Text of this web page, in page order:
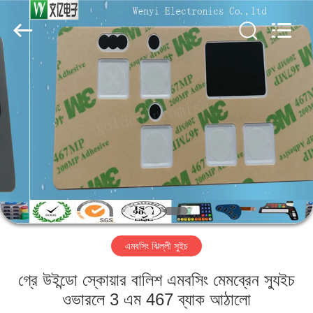
বাড়ি
পণ্য
আমাদের
সম্পর্কে
কারখানা
Jinyuanhang
Technology
Co.,
Ltd.
All
Rights
Reserved.
এমবসিং ঝিল্লী সুইচ
গ্রে উইন্ডো স্কোয়ার বালিশ এমবসিং মেমব্রেন স্যুইচ
ওভারলে 3 এম 467 ব্যাক আঠালো